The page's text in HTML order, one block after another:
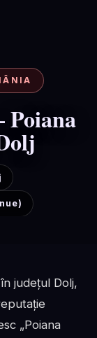
județul Dolj,
„Poiana